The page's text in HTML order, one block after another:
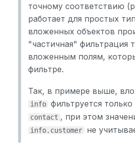
точному соответствию
работает для простых
вложенных объектов
"частичная" фильтрация
вложенным полям,
фильтре.
Так, в примере выше,
info фильтруется
contact , при этом
info.customer не